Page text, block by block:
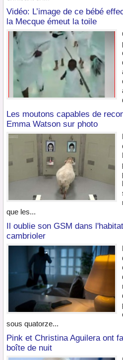
Vidéo: L’image de ce bébé
la Mecque émeut la toile
Les moutons capables de
Emma Watson sur photo
que les...
Il oublie son GSM dans
cambrioler
sous quatorze...
Pink et Christina Aguilera ont
boîte de nuit